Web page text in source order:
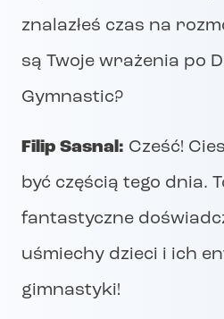
znalazłeś czas na
są Twoje wrażenia po
Gymnastic?
Filip Sasnal: Cześć!
być częścią tego dnia.
fantastyczne
uśmiechy dzieci i ich
gimnastyki!